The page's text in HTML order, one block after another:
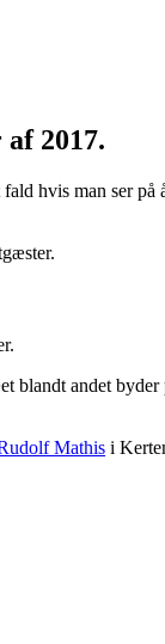
2017.
hvis man ser på
blandt andet byder
Mathis i